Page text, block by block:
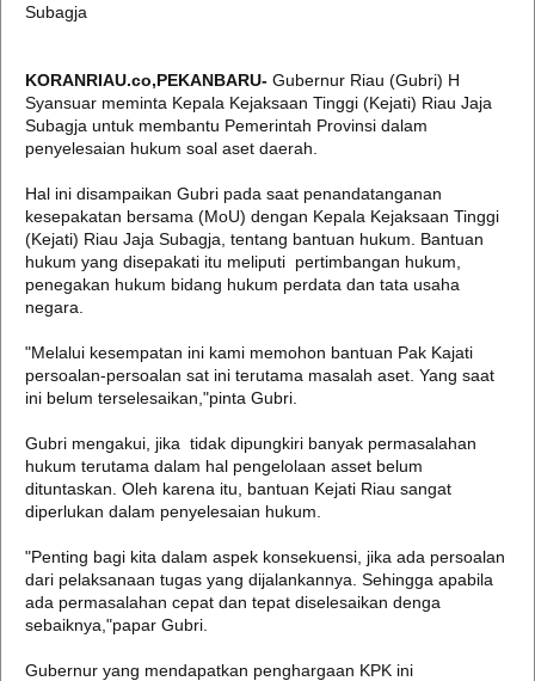
Subagja
KORANRIAU.co,PEKANBARU- Gubernur Riau (Gubri) H
Syansuar meminta Kepala Kejaksaan Tinggi (Kejati) Riau Jaja
Subagja untuk membantu Pemerintah Provinsi dalam
penyelesaian hukum soal aset daerah.
Hal ini disampaikan Gubri pada saat penandatanganan
kesepakatan bersama (MoU) dengan Kepala Kejaksaan Tinggi
(Kejati) Riau Jaja Subagja, tentang bantuan hukum. Bantuan
hukum yang disepakati itu meliputi pertimbangan hukum,
penegakan hukum bidang hukum perdata dan tata usaha
negara.
"Melalui kesempatan ini kami memohon bantuan Pak Kajati
persoalan-persoalan sat ini terutama masalah aset. Yang saat
ini belum terselesaikan,"pinta Gubri.
Gubri mengakui, jika tidak dipungkiri banyak permasalahan
hukum terutama dalam hal pengelolaan asset belum
dituntaskan. Oleh karena itu, bantuan Kejati Riau sangat
diperlukan dalam penyelesaian hukum.
"Penting bagi kita dalam aspek konsekuensi, jika ada persoalan
dari pelaksanaan tugas yang dijalankannya. Sehingga apabila
ada permasalahan cepat dan tepat diselesaikan denga
sebaiknya,"papar Gubri.
Gubernur yang mendapatkan penghargaan KPK ini